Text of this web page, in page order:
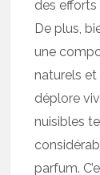
des
De plus,
une
naturels et
déplore
nuisibles
parfum.